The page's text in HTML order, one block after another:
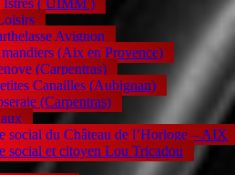
( UIMM )
Avignon
(Aix en Provence)
(Carpentras)
Canailles (Aubignan)
(Carpentras)
social du Château de l’Horloge – AIX
social et citoyen Lou Tricadou